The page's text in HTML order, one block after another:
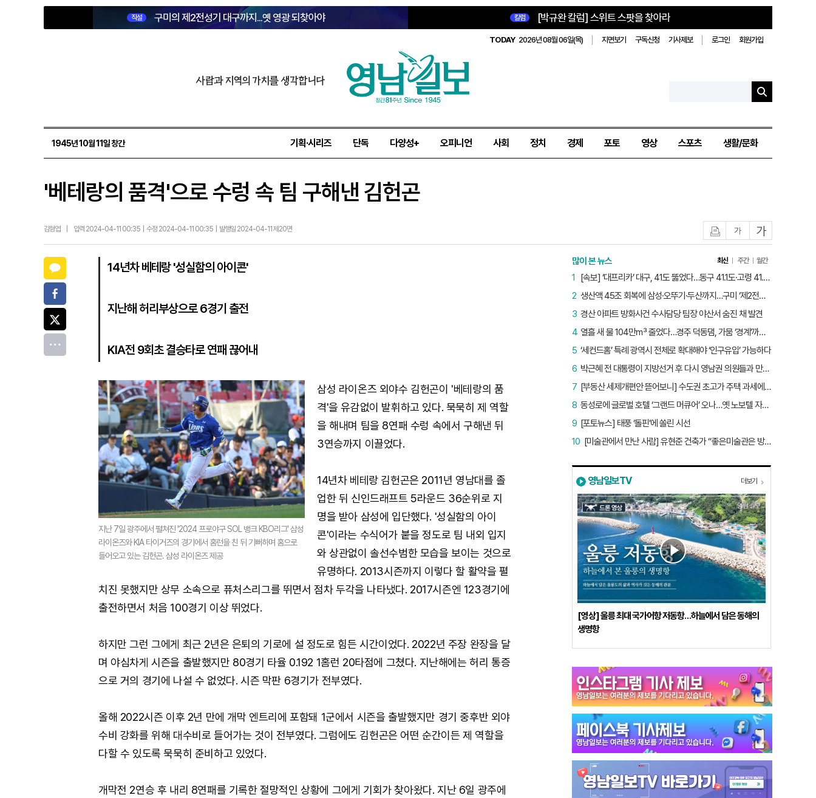
직설 구미의 제2전성기 대구까지...옛 영광 되찾아야 칼럼 [박규완 칼럼] 스위트 스팟을 찾아라
TODAY 2026년 08월 06일(목) 지면보기 구독신청 기사제보 로그인 회원가입
사람과 지역의 가치를 생각합니다
1945년 10월 11일 창간 기획·시리즈 단독 다양성+ 오피니언 사회 정치 경제 포토 영상 스포츠 생활/문화
'베테랑의 품격'으로 수렁 속 팀 구해낸 김헌곤
김형엽 입력 2024-04-11 00:35 | 수정 2024-04-11 00:35 | 발행일 2024-04-11 제20면 글자작게글자크게
14년차 베테랑 '성실함의 아이콘'
지난해 허리부상으로 6경기 출전
KIA전 9회초 결승타로 연패 끊어내
지난 7일 광주에서 펼쳐진 '2024 프로야구 SOL 뱅크 KBO리그' 삼성
라이온즈와 KIA 타이거즈의 경기에서 홈런을 친 뒤 기뻐하며 홈으로
들어오고 있는 김헌곤. 삼성 라이온즈 제공
삼성 라이온즈 외야수 김헌곤이 '베테랑의 품
격'을 유감없이 발휘하고 있다. 묵묵히 제 역할
을 해내며 팀을 8연패 수렁 속에서 구해낸 뒤
3연승까지 이끌었다.
14년차 베테랑 김헌곤은 2011년 영남대를 졸
업한 뒤 신인드래프트 5라운드 36순위로 지
명을 받아 삼성에 입단했다. '성실함의 아이
콘'이라는 수식어가 붙을 정도로 팀 내외 입지
와 상관없이 솔선수범한 모습을 보이는 것으로
유명하다. 2013시즌까지 이렇다 할 활약을 펼
치진 못했지만 상무 소속으로 퓨처스리그를 뛰면서 점차 두각을 나타냈다. 2017시즌엔 123경기에
출전하면서 처음 100경기 이상 뛰었다.
하지만 그런 그에게 최근 2년은 은퇴의 기로에 설 정도로 힘든 시간이었다. 2022년 주장 완장을 달
며 야심차게 시즌을 출발했지만 80경기 타율 0.192 1홈런 20타점에 그쳤다. 지난해에는 허리 통증
으로 거의 경기에 나설 수 없었다. 시즌 막판 6경기가 전부였다.
올해 2022시즌 이후 2년 만에 개막 엔트리에 포함돼 1군에서 시즌을 출발했지만 경기 중후반 외야
수비 강화를 위해 대수비로 들어가는 것이 전부였다. 그럼에도 김헌곤은 어떤 순간이든 제 역할을
다할 수 있도록 묵묵히 준비하고 있었다.
개막전 2연승 후 내리 8연패를 기록한 절망적인 상황에 그에게 기회가 찾아왔다. 지난 6일 광주에
많이 본 뉴스 최신 주간 월간
[속보] ‘대프리카’ 대구, 41도 뚫었다…동구 41.1도·고령 41.2도
1
생산액 45조 회복에 삼성·오뚜기·두산까지…구미 ‘제2전성기’ 시작됐다
2
경산 아파트 방화사건 수사담당 팀장 야산서 숨진 채 발견
3
열흘 새 물 104만㎥ 줄었다…경주 덕동댐, 가뭄 ‘경계’까지 5.7%p
4
‘세컨드홈’ 특례 광역시 전체로 확대해야 ‘인구유입’ 가능하다
5
박근혜 전 대통령이 지방선거 후 다시 영남권 의원들과 만난 이유는?
6
[부동산 세제개편안 뜯어보니] 수도권 초고가 주택 과세에만 초점…침체된 지방 부동산 대책은 없다
7
동성로에 글로벌 호텔 ‘그랜드 머큐어’ 오나…옛 노보텔 자리 사무실 개설
8
[포토뉴스] 태풍 ‘돌핀’에 쏠린 시선
9
[미술관에서 만난 사람] 유현준 건축가 “좋은미술관은 방문객이 많은 미술관”
10
영남일보TV 더보기
[영상] 울릉 최대 국가어항 저동항…하늘에서 담은 동해의
생명항